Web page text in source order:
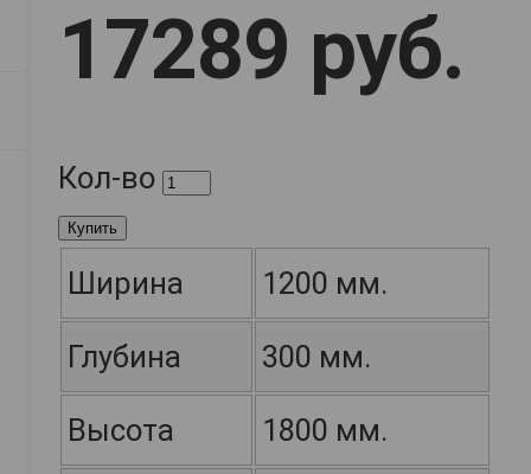
17289 руб.
Кол-во
Купить
Ширина 1200 мм.
Глубина 300 мм.
Высота 1800 мм.